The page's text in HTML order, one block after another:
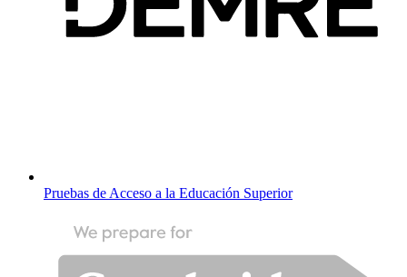
Pruebas de Acceso a la Educación Superior